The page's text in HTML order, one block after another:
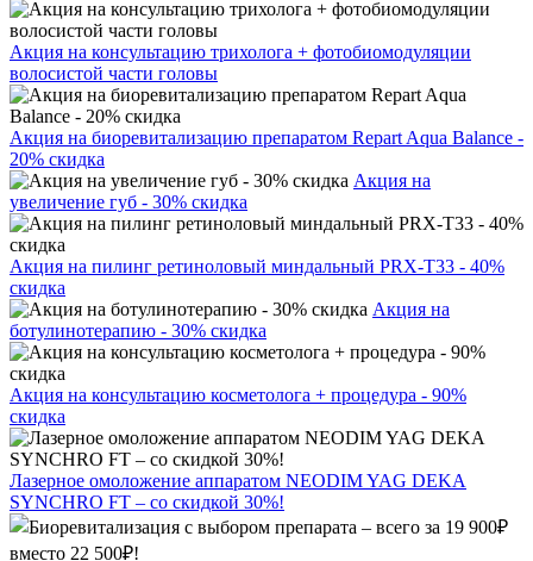
Акция на консультацию трихолога + фотобиомодуляции
волосистой части головы
Акция на биоревитализацию препаратом Repart Aqua Balance -
20% скидка
Акция на
увеличение губ - 30% скидка
Акция на пилинг ретиноловый миндальный PRX-T33 - 40%
скидка
Акция на
ботулинотерапию - 30% скидка
Акция на консультацию косметолога + процедура - 90%
скидка
Лазерное омоложение аппаратом NEODIM YAG DEKA
SYNCHRO FT – со скидкой 30%!